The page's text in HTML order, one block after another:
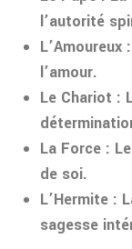
l’autorité
L’Amoureux
l’amour.
Le Chariot :
La Force :
de soi.
L’Hermite :
sagesse